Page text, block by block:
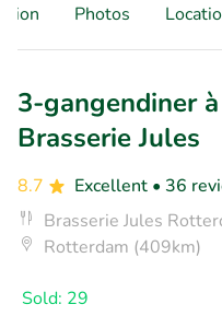
Photos
3-gangendiner
Brasserie Jules
8.7 Excellent • 36
Brasserie Jules
Rotterdam (409km)
Sold: 29